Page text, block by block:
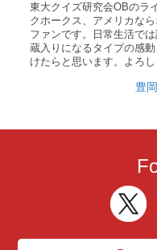
東大クイズ研究会OBのラ
クホークス、アメリカな
ファンです。日常生活で
蔵入りになるタイプの感
けたらと思います。よろし
豊